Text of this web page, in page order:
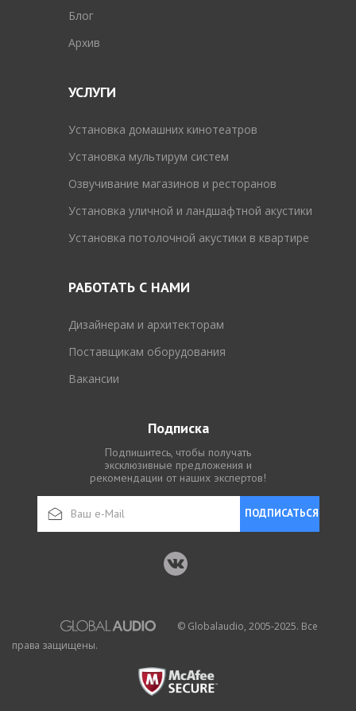
Блог
Архив
УСЛУГИ
Установка домашних кинотеатров
Установка мультирум систем
Озвучивание магазинов и ресторанов
Установка уличной и ландшафтной акустики
Установка потолочной акустики в квартире
РАБОТАТЬ С НАМИ
Дизайнерам и архитекторам
Поставщикам оборудования
Вакансии
Подписка
Подпишитесь, чтобы получать
эксклюзивные предложения и
рекомендации от наших экспертов!
ПОДПИСАТЬСЯ
© Globalaudio, 2005-2025. Все
права защищены.